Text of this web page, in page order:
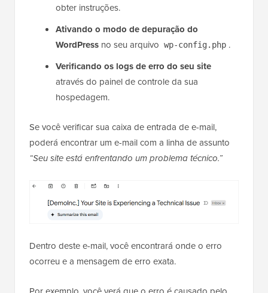
obter instruções.
Ativando o modo de depuração do
WordPress no seu arquivo wp-config.php .
Verificando os logs de erro do seu site
através do painel de controle da sua
hospedagem.
Se você verificar sua caixa de entrada de e-mail,
poderá encontrar um e-mail com a linha de assunto
“Seu site está enfrentando um problema técnico.”
Dentro deste e-mail, você encontrará onde o erro
ocorreu e a mensagem de erro exata.